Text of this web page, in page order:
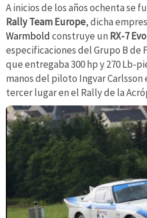
A inicios de los años ochenta se
Rally Team Europe, dicha
Warmboldconstruye un RX-7 Evo
especificaciones del Grupo B de
que entregaba 300 hp y 270 Lb-
manos del piloto Ingvar
tercer lugar en el Rally de la